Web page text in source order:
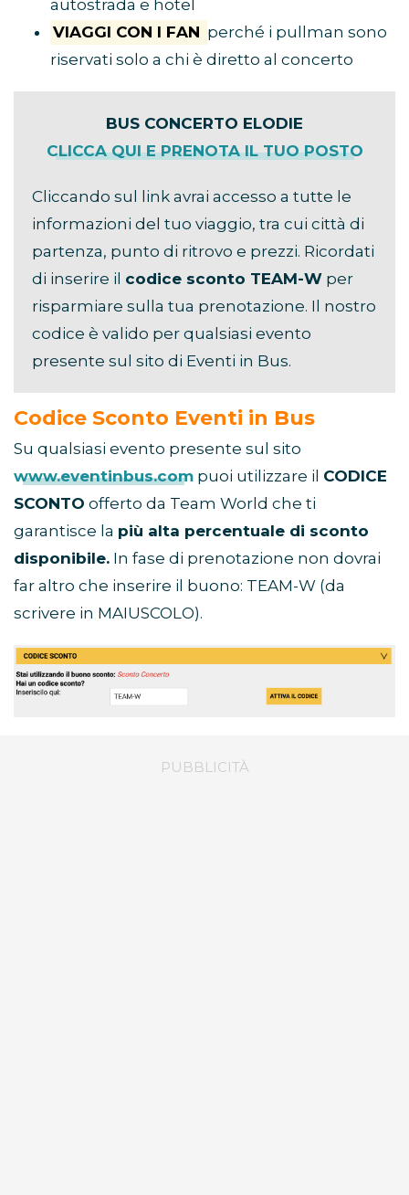
autostrada e hotel
VIAGGI CON I FAN perché i pullman sono
riservati solo a chi è diretto al concerto
BUS CONCERTO ELODIE
CLICCA QUI E PRENOTA IL TUO POSTO
Cliccando sul link avrai accesso a tutte le
informazioni del tuo viaggio, tra cui città di
partenza, punto di ritrovo e prezzi. Ricordati
di inserire il codice sconto TEAM-W per
risparmiare sulla tua prenotazione. Il nostro
codice è valido per qualsiasi evento
presente sul sito di Eventi in Bus.
Codice Sconto Eventi in Bus
Su qualsiasi evento presente sul sito
www.eventinbus.com puoi utilizzare il CODICE
SCONTO offerto da Team World che ti
garantisce la più alta percentuale di sconto
disponibile. In fase di prenotazione non dovrai
far altro che inserire il buono: TEAM-W (da
scrivere in MAIUSCOLO).